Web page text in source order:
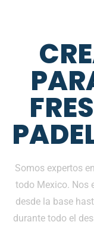
Somos expertos
todo Mexico. Nos
desde la base
durante todo el